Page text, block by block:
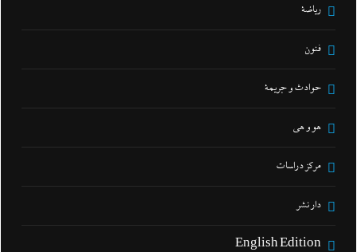
رياضة
فنون
حوادث و جريمة
هو و هي
مركز دراسات
دار نشر
English Edition